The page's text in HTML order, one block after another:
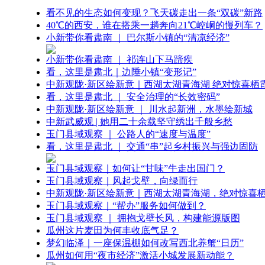
看不见的生态如何变现？飞天碳走出一条“双碳”新路
40℃的西安，谁在搭乘一趟奔向21℃崆峒的慢列车？
小新带你看肃南 ｜ 巴尔斯小镇的“清凉经济”
小新带你看肃南 ｜ 祁连山下马蹄疾
看，这里是肃北｜边陲小镇“变形记”
中新观陇·新区绘新意｜西湖太湖青海湖 绝对惊喜栖
看，这里是肃北 ｜ 安全治理的“长效密码”
中新观陇·新区绘新意 ｜ 川水起新洲，水墨绘新城
中新武威观 | 她用二十余载坚守绣出千般乡愁
玉门县域观察 ｜ 公路人的“速度与温度”
看，这里是肃北 ｜ 交通“串”起乡村振兴与强边固防
玉门县域观察｜如何让“甘味”牛走出国门？
玉门县域观察｜风起戈壁，向绿而行
中新观陇·新区绘新意｜西湖太湖青海湖，绝对惊喜
玉门县域观察｜“帮办”服务如何做到？
玉门县域观察 ｜ 拥抱戈壁长风，构建能源版图
瓜州这片麦田为何丰收底气足？
梦幻临泽｜一座保温棚如何改写西北养蟹“日历”
瓜州如何用“夜市经济”激活小城发展新动能？